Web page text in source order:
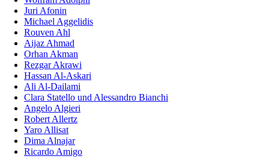
Juri Afonin
Michael Aggelidis
Rouven Ahl
Aijaz Ahmad
Orhan Akman
Rezgar Akrawi
Hassan Al-Askari
Ali Al-Dailami
Clara Statello und Alessandro Bianchi
Angelo Algieri
Robert Allertz
Yaro Allisat
Dima Alnajar
Ricardo Amigo